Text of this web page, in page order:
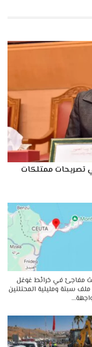
تصريحات ممتلكات
مفاجئ في خرائط غوغل
سبتة ومليلية المحتلتين